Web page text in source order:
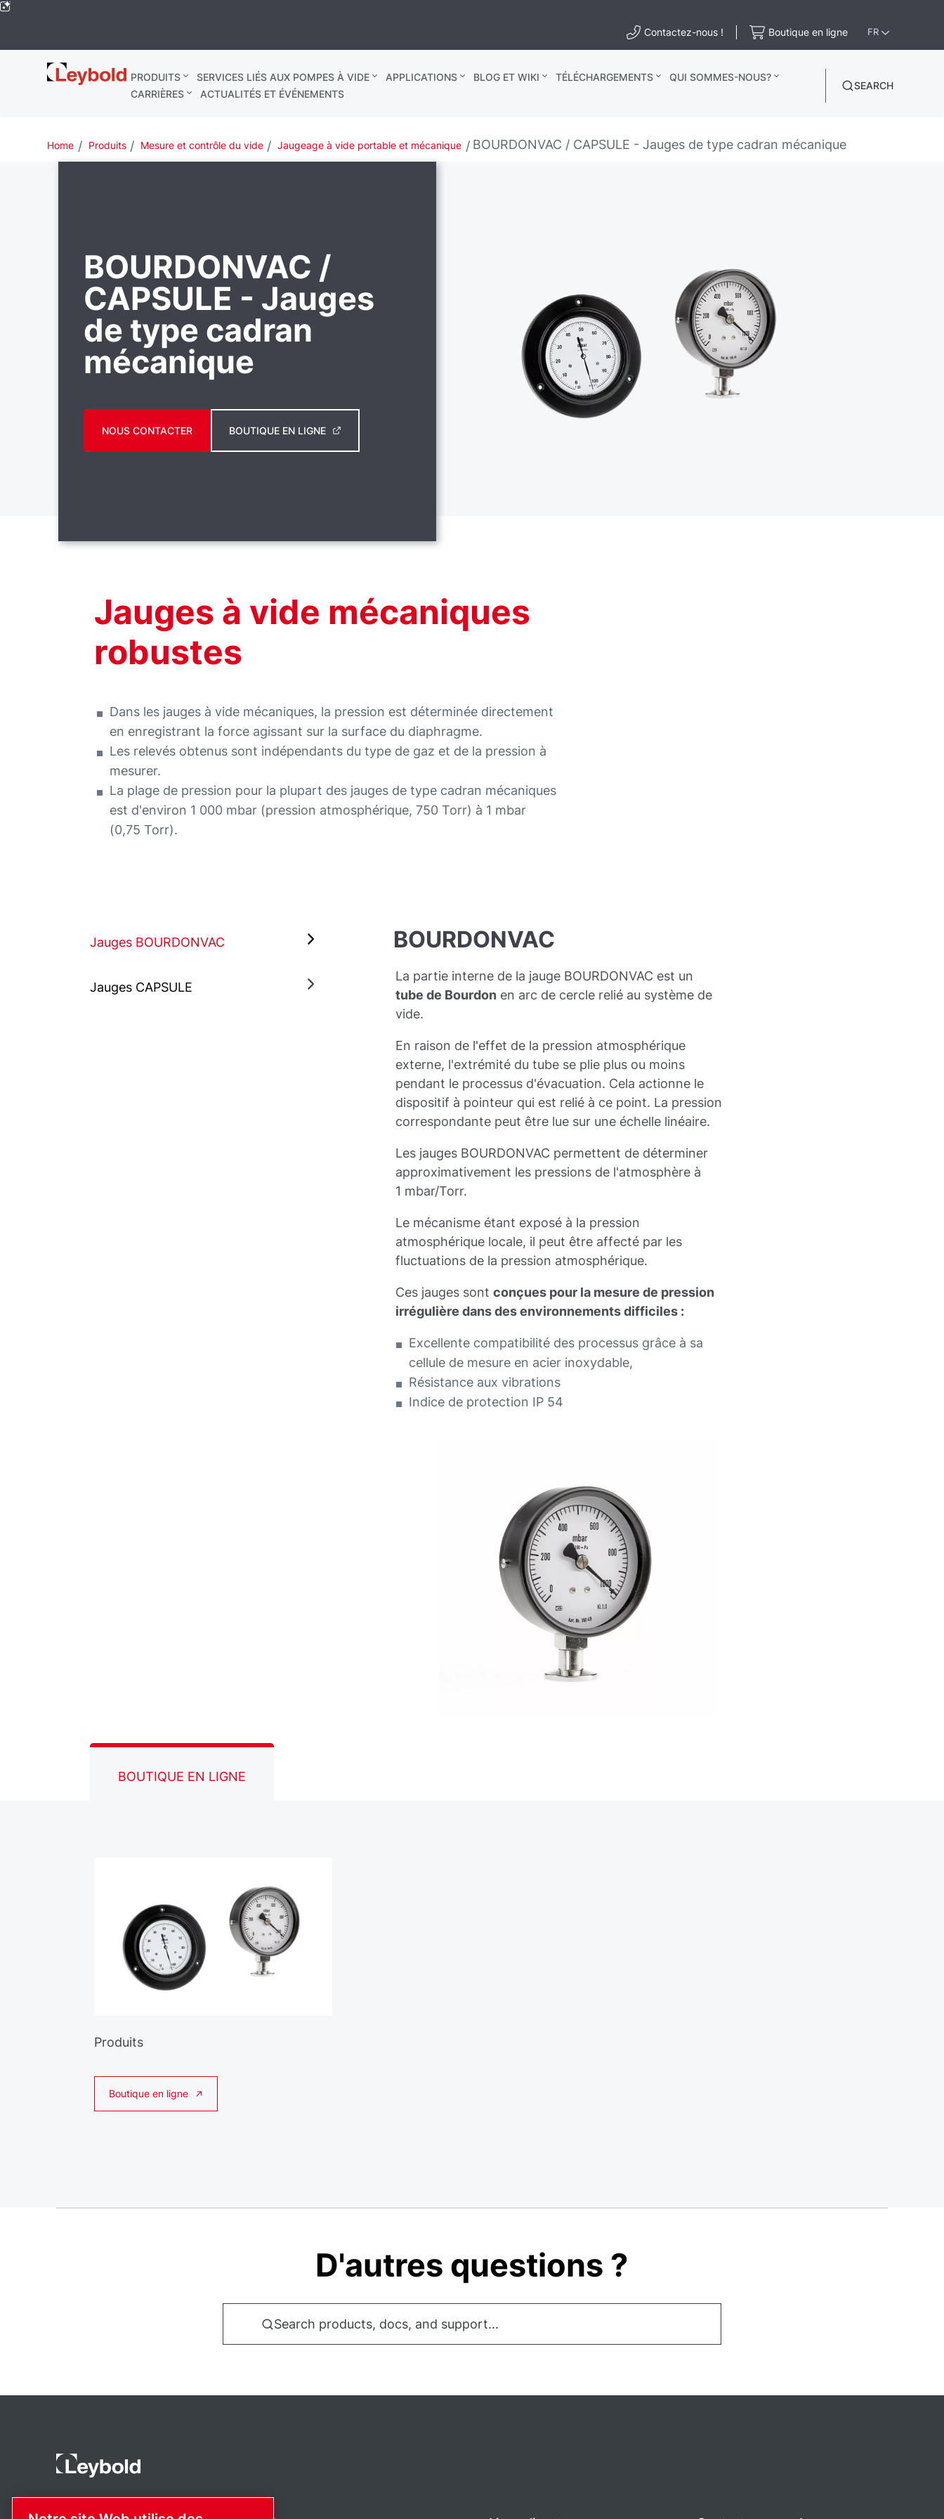
Contactez-nous ! Boutique en ligne FR
Leybold
Mondial
PRODUITS SERVICES LIÉS AUX POMPES À VIDE APPLICATIONS BLOG ET WIKI TÉLÉCHARGEMENTS
QUI SOMMES-NOUS?
CARRIÈRES
ACTUALITÉS ET ÉVÉNEMENTS
SEARCH
Home Produits Mesure et contrôle du vide Jaugeage à vide portable et mécanique BOURDONVAC / CAPSULE - Jauges de type cadran mécanique
BOURDONVAC /
CAPSULE - Jauges
de type cadran
mécanique
NOUS CONTACTER BOUTIQUE EN LIGNE
Jauges à vide mécaniques
robustes
Dans les jauges à vide mécaniques, la pression est déterminée directement
en enregistrant la force agissant sur la surface du diaphragme.
Les relevés obtenus sont indépendants du type de gaz et de la pression à
mesurer.
La plage de pression pour la plupart des jauges de type cadran mécaniques
est d'environ 1 000 mbar (pression atmosphérique, 750 Torr) à 1 mbar
(0,75 Torr).
Jauges BOURDONVAC
Jauges CAPSULE
BOURDONVAC
La partie interne de la jauge BOURDONVAC est un
tube de Bourdon en arc de cercle relié au système de
vide.
En raison de l'effet de la pression atmosphérique
externe, l'extrémité du tube se plie plus ou moins
pendant le processus d'évacuation. Cela actionne le
dispositif à pointeur qui est relié à ce point. La pression
correspondante peut être lue sur une échelle linéaire.
Les jauges BOURDONVAC permettent de déterminer
approximativement les pressions de l'atmosphère à
1 mbar/Torr.
Le mécanisme étant exposé à la pression
atmosphérique locale, il peut être affecté par les
fluctuations de la pression atmosphérique.
Ces jauges sontconçues pour la mesure de pression
irrégulière dans des environnements difficiles :
Excellente compatibilité des processus grâce à sa
cellule de mesure en acier inoxydable,
Résistance aux vibrations
Indice de protection IP 54
BOUTIQUE EN LIGNE
Produits
Boutique en ligne
D'autres questions ?
Search products, docs, and support...